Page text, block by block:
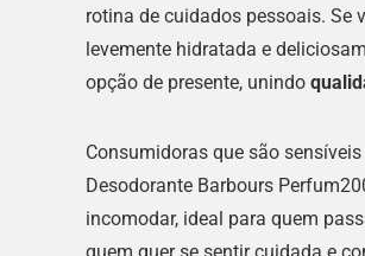
rotina de cuidados pessoais. Se
levemente hidratada e
opção de presente, unindo
Consumidoras que são
Desodorante Barbours
incomodar, ideal para quem